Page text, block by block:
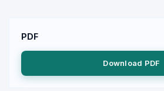
PDF
Download PDF